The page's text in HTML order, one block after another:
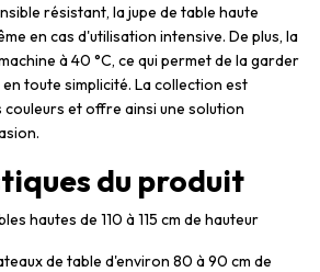
résistant, la jupe de table haute
en cas d'utilisation intensive. De plus, la
à 40 °C, ce qui permet de la garder
toute simplicité. La collection est
couleurs et offre ainsi une solution
du produit
hautes de 110 à 115 cm de hauteur
de table d'environ 80 à 90 cm de